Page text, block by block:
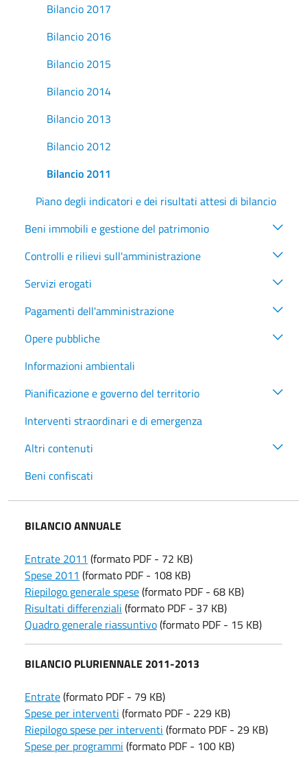
Bilancio 2017
Bilancio 2016
Bilancio 2015
Bilancio 2014
Bilancio 2013
Bilancio 2012
Bilancio 2011
Piano degli indicatori e dei risultati attesi di bilancio
Beni immobili e gestione del patrimonio
Controlli e rilievi sull'amministrazione
Servizi erogati
Pagamenti dell'amministrazione
Opere pubbliche
Informazioni ambientali
Pianificazione e governo del territorio
Interventi straordinari e di emergenza
Altri contenuti
Beni confiscati
BILANCIO ANNUALE
Entrate 2011 (formato PDF - 72 KB)
Spese 2011 (formato PDF - 108 KB)
Riepilogo generale spese(formato PDF - 68 KB)
Risultati differenziali (formato PDF - 37 KB)
Quadro generale riassuntivo(formato PDF - 15 KB)
BILANCIO PLURIENNALE 2011-2013
Entrate(formato PDF - 79 KB)
Spese per interventi (formato PDF - 229 KB)
Riepilogo spese per interventi (formato PDF - 29 KB)
Spese per programmi (formato PDF - 100 KB)